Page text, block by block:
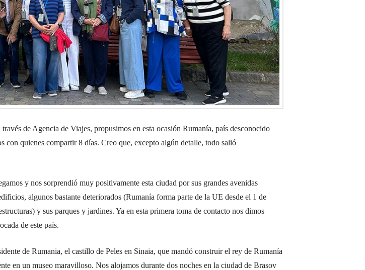
de Agencia de Viajes, propusimos en esta ocasión Rumanía, país desconocido
quienes compartir 8 días. Creo que, excepto algún detalle, todo salió
y nos sorprendió muy positivamente esta ciudad por sus grandes avenidas
algunos bastante deteriorados (Rumanía forma parte de la UE desde el 1 de
y sus parques y jardines. Ya en esta primera toma de contacto nos dimos
de este país.
de Rumania, el castillo de Peles en Sinaia, que mandó construir el rey de Rumanía
en un museo maravilloso. Nos alojamos durante dos noches en la ciudad de Brasov